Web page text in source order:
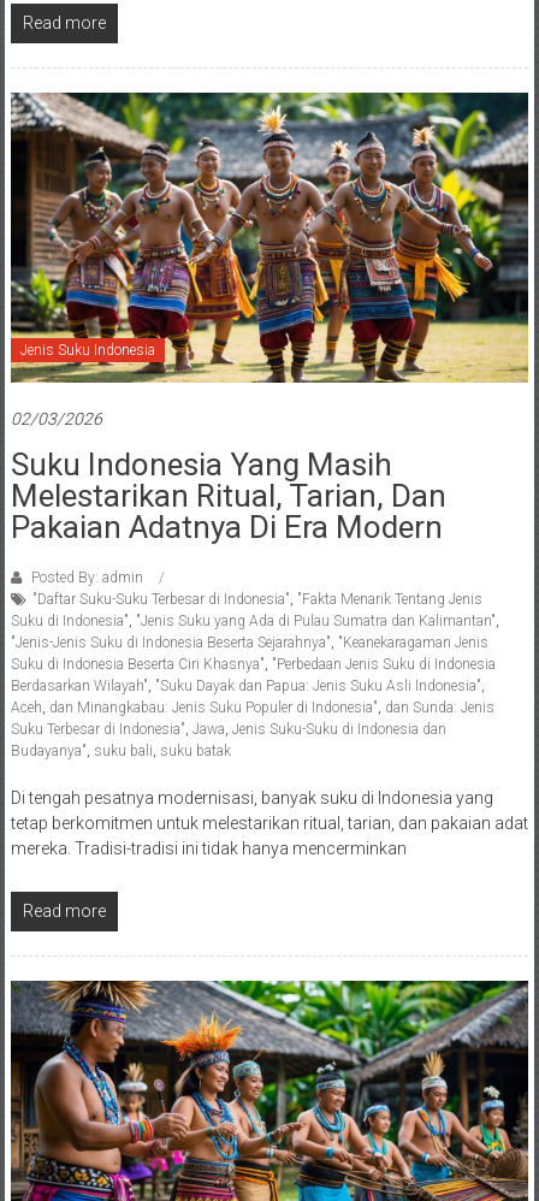
Read more
Jenis Suku Indonesia
02/03/2026
Suku Indonesia Yang Masih
Melestarikan Ritual, Tarian, Dan
Pakaian Adatnya Di Era Modern
Posted By: admin
"Daftar Suku-Suku Terbesar di Indonesia", "Fakta Menarik Tentang Jenis
Suku di Indonesia", "Jenis Suku yang Ada di Pulau Sumatra dan Kalimantan",
"Jenis-Jenis Suku di Indonesia Beserta Sejarahnya", "Keanekaragaman Jenis
Suku di Indonesia Beserta Ciri Khasnya", "Perbedaan Jenis Suku di Indonesia
Berdasarkan Wilayah", "Suku Dayak dan Papua: Jenis Suku Asli Indonesia",
Aceh, dan Minangkabau: Jenis Suku Populer di Indonesia", dan Sunda: Jenis
Suku Terbesar di Indonesia", Jawa, Jenis Suku-Suku di Indonesia dan
Budayanya", suku bali, suku batak
Di tengah pesatnya modernisasi, banyak suku di Indonesia yang
tetap berkomitmen untuk melestarikan ritual, tarian, dan pakaian adat
mereka. Tradisi-tradisi ini tidak hanya mencerminkan
Read more